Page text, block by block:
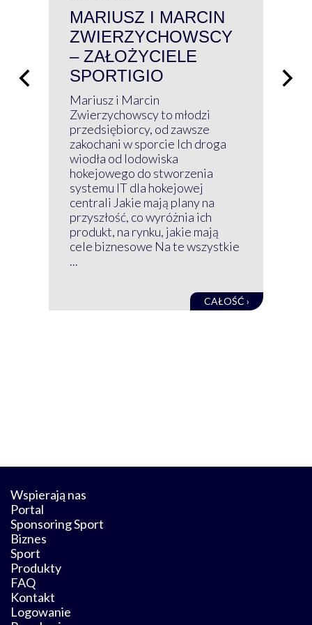
MARIUSZ I MARCIN
ZWIERZYCHOWSCY
– ZAŁOŻYCIELE
SPORTIGIO
Mariusz i Marcin
Zwierzychowscy to młodzi
przedsiębiorcy, od zawsze
zakochani w sporcie Ich droga
wiodła od lodowiska
hokejowego do stworzenia
systemu IT dla hokejowej
centrali Jakie mają plany na
przyszłość, co wyróżnia ich
produkt, na rynku, jakie mają
cele biznesowe Na te wszystkie
...
CAŁOŚĆ ›
Wspierają nas
Portal
Sponsoring Sport
Biznes
Sport
Produkty
FAQ
Kontakt
Logowanie